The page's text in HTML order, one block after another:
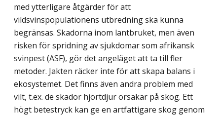
med ytterligare åtgärder för att
vildsvinspopulationens utbredning ska kunna
begränsas. Skadorna inom lantbruket, men även
risken för spridning av sjukdomar som afrikansk
svinpest (ASF), gör det angeläget att ta till fler
metoder. Jakten räcker inte för att skapa balans i
ekosystemet. Det finns även andra problem med
vilt, t.ex. de skador hjortdjur orsakar på skog. Ett
högt betestryck kan ge en artfattigare skog genom